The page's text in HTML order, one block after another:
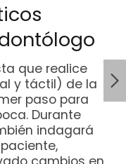
que realice
y táctil) de la
paso para
Durante
indagará